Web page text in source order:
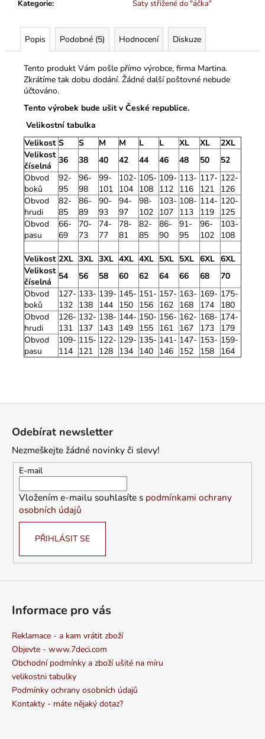
Kategorie: Šaty střižené do "áčka"
Popis Podobné (5) Hodnocení Diskuze
Tento produkt Vám pošle přímo výrobce, firma Martina.
Zkrátíme tak dobu dodání. Žádné další poštovné nebude
účtováno.
Tento výrobek bude ušit v České republice.
Velikostní tabulka
Velikost S S M M L L XL XL
2XL
Velikost
číselná
36 38 40 42 44 46 48 50
52
Obvod
boků
92-
95
96-
98
99-
101
102-
104
105-
108
109-
112
113-
116
117-
121
122-
126
Obvod
hrudi
82-
85
86-
89
90-
93
94-
97
98-
102
103-
107
108-
113
114-
119
120-
125
Obvod
pasu
66-
69
70-
73
74-
77
78-
81
82-
85
86-
90
91-
95
96-
102
103-
108
Velikost 2XL 3XL 3XL 4XL 4XL 5XL 5XL 6XL 6XL
Velikost
číselná
54 56 58 60 62 64 66 68
70
Obvod
boků
127-
132
133-
138
139-
144
145-
150
151-
156
157-
162
163-
168
169-
174
175-
180
Obvod
hrudi
126-
131
132-
137
138-
143
144-
149
150-
155
156-
161
162-
167
168-
173
174-
179
Obvod
pasu
109-
114
115-
121
122-
128
129-
134
135-
140
141-
146
147-
152
153-
158
159-
164
Odebírat newsletter
Nezmeškejte žádné novinky či slevy!
E-mail
Vložením e-mailu souhlasíte s podmínkami ochrany
osobních údajů
PŘIHLÁSIT SE
Informace pro vás
Reklamace - a kam vrátit zboží
Objevte - www.7deci.com
Obchodní podmínky a zboží ušité na míru
velikostni tabulky
Podmínky ochrany osobních údajů
Kontakty - máte nějaký dotaz?